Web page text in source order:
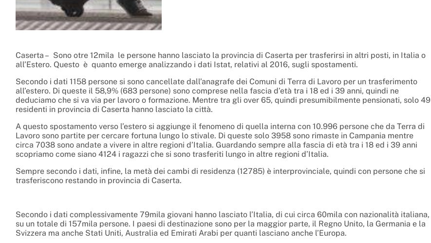
Caserta – Sono otre 12mila le persone hanno lasciato la provincia di Caserta per trasferirsi in altri posti, in Italia o
all’Estero. Questo è quanto emerge analizzando i dati Istat, relativi al 2016, sugli spostamenti.
Secondo i dati 1158 persone si sono cancellate dall’anagrafe dei Comuni di Terra di Lavoro per un trasferimento
all’estero. Di queste il 58,9% (683 persone) sono comprese nella fascia d’età tra i 18 ed i 39 anni, quindi ne
deduciamo che si va via per lavoro o formazione. Mentre tra gli over 65, quindi presumibilmente pensionati, solo 49
residenti in provincia di Caserta hanno lasciato la città.
A questo spostamento verso l’estero si aggiunge il fenomeno di quella interna con 10.996 persone che da Terra di
Lavoro sono partite per cercare fortuna lungo lo stivale. Di queste solo 3958 sono rimaste in Campania mentre
circa 7038 sono andate a vivere in altre regioni d’Italia. Guardando sempre alla fascia di età tra i 18 ed i 39 anni
scopriamo come siano 4124 i ragazzi che si sono trasferiti lungo in altre regioni d’Italia.
Sempre secondo i dati, infine, la metà dei cambi di residenza (12785) è interprovinciale, quindi con persone che si
trasferiscono restando in provincia di Caserta.
Secondo i dati complessivamente 79mila giovani hanno lasciato l’Italia, di cui circa 60mila con nazionalità italiana,
su un totale di 157mila persone. I paesi di destinazione sono per la maggior parte, il Regno Unito, la Germania e la
Svizzera ma anche Stati Uniti, Australia ed Emirati Arabi per quanti lasciano anche l’Europa.